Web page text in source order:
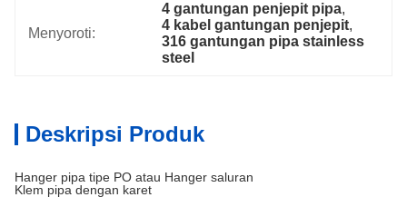
Menyoroti:
4 gantungan penjepit pipa,
4 kabel gantungan penjepit,
316 gantungan pipa stainless
steel
Deskripsi Produk
Hanger pipa tipe PO atau Hanger saluran
Klem pipa dengan karet